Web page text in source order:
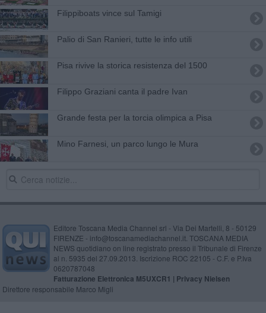
Filippiboats vince sul Tamigi
Palio di San Ranieri, tutte le info utili
Pisa rivive la storica resistenza del 1500
Filippo Graziani canta il padre Ivan
Grande festa per la torcia olimpica a Pisa
Mino Farnesi, un parco lungo le Mura
Editore Toscana Media Channel srl - Via Dei Martelli, 8 - 50129
FIRENZE - info@toscanamediachannel.it. TOSCANA MEDIA
NEWS quotidiano on line registrato presso il Tribunale di Firenze
al n. 5935 del 27.09.2013. Iscrizione ROC 22105 - C.F. e P.Iva
0620787048
Fatturazione Elettronica M5UXCR1 | Privacy Nielsen
Direttore responsabile Marco Migli